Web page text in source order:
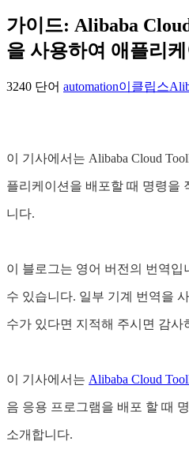
가이드: Alibaba
을 사용하여 애플리
3240 단어 automation이클립스
이 기사에서는 Alibaba Cloud
플리케이션을 배포할 때 명령을
니다.
이 블로그는 영어 버전의 번역입
수 있습니다. 일부 기계 번역을
수가 있다면 지적해 주시면 감사
이 기사에서는 Alibaba Cloud
음 응용 프로그램을 배포 할 때
소개합니다.